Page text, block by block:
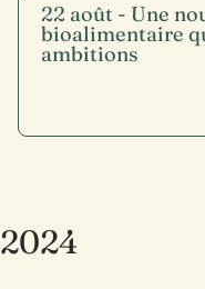
22 août - Une
bioalimentaire
ambitions
2024